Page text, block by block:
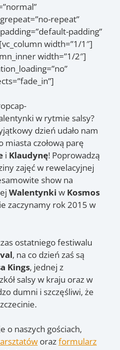
repeat”
padding”
width=”1/1″]
width=”1/2″]
w rytmie salsy?
dzień udało nam
miasta czołową parę
i Klaudynę! Poprowadzą
zajęć w rewelacyjnej
show na
Walentynki w Kosmos
zaczynamy rok 2015 w
ostatniego festiwalu
, na co dzień zaś są
Kings, jednej z
salsy w kraju oraz w
dumni i szczęśliwi, że
o naszych gościach,
orazformularz